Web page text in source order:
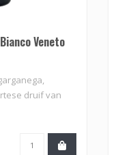
Veneto
druif van